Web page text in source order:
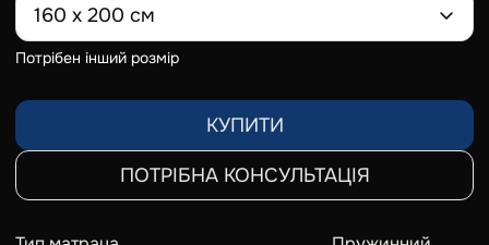
160 x 200 см
Потрібен інший розмір
КУПИТИ
ПОТРІБНА КОНСУЛЬТАЦІЯ